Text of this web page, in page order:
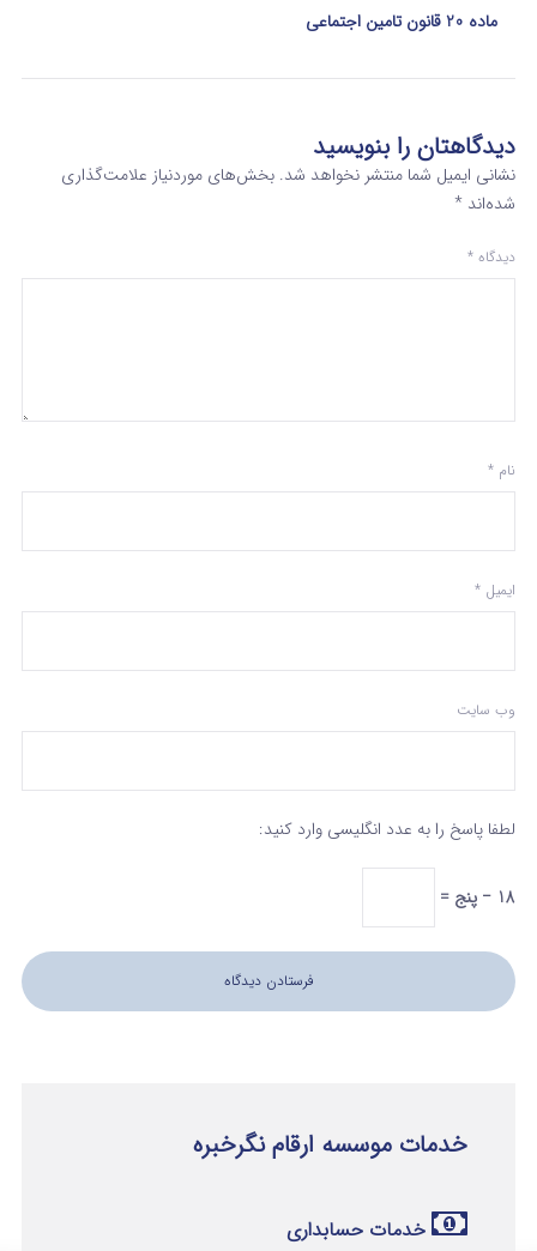
ماده 20 قانون تامین اجتماعی
دیدگاهتان را بنویسید
نشانی ایمیل شما منتشر نخواهد شد. بخش‌های موردنیاز علامت‌گذاری
شده‌اند *
دیدگاه *
نام *
ایمیل *
وب‌ سایت
لطفا پاسخ را به عدد انگلیسی وارد کنید:
18 − پنج =
خدمات موسسه ارقام نگرخبره
خدمات حسابداری